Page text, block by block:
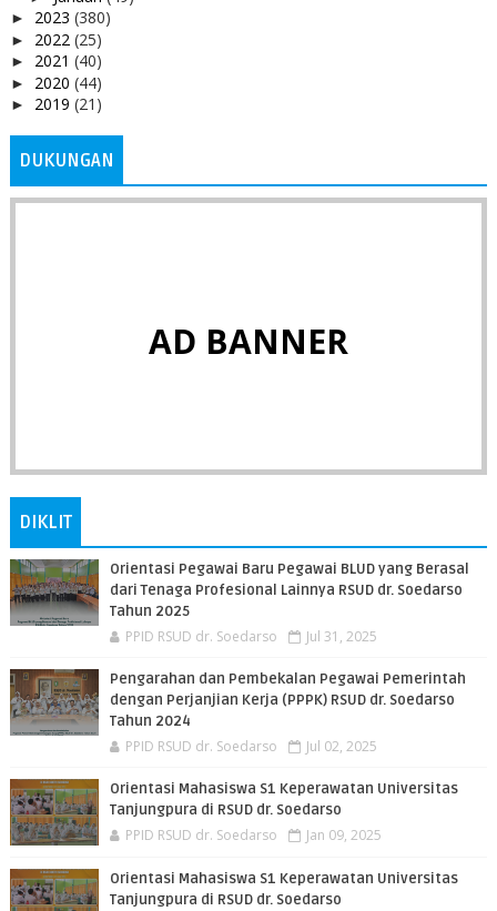
► 2023 (380)
► 2022 (25)
► 2021 (40)
► 2020 (44)
► 2019 (21)
DUKUNGAN
AD BANNER
DIKLIT
Orientasi Pegawai Baru Pegawai BLUD yang Berasal
dari Tenaga Profesional Lainnya RSUD dr. Soedarso
Tahun 2025
PPID RSUD dr. Soedarso Jul 31, 2025
Pengarahan dan Pembekalan Pegawai Pemerintah
dengan Perjanjian Kerja (PPPK) RSUD dr. Soedarso
Tahun 2024
PPID RSUD dr. Soedarso Jul 02, 2025
Orientasi Mahasiswa S1 Keperawatan Universitas
Tanjungpura di RSUD dr. Soedarso
PPID RSUD dr. Soedarso Jan 09, 2025
Orientasi Mahasiswa S1 Keperawatan Universitas
Tanjungpura di RSUD dr. Soedarso